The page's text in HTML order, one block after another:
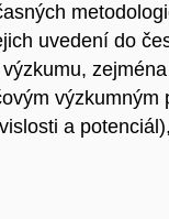
uvedení do
výzkumným
a